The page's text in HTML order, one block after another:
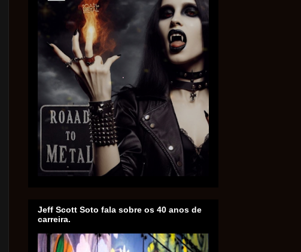
Jeff Scott Soto fala sobre os 40 anos de
carreira.